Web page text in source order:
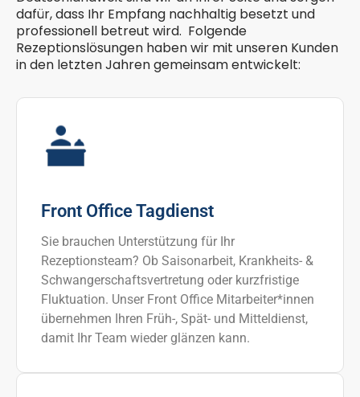
dafür, dass Ihr Empfang nachhaltig besetzt und
professionell betreut wird. Folgende
Rezeptionslösungen haben wir mit unseren Kunden
in den letzten Jahren gemeinsam entwickelt:
Front Office Tagdienst
Sie brauchen Unterstützung für Ihr
Rezeptionsteam? Ob Saisonarbeit, Krankheits- &
Schwangerschaftsvertretung oder kurzfristige
Fluktuation. Unser Front Office Mitarbeiter*innen
übernehmen Ihren Früh-, Spät- und Mitteldienst,
damit Ihr Team wieder glänzen kann.